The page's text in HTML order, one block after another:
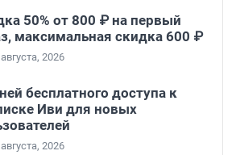
50% от 800 ₽ на первый
максимальная скидка 600 ₽
2026
бесплатного доступа к
Иви для новых
2026